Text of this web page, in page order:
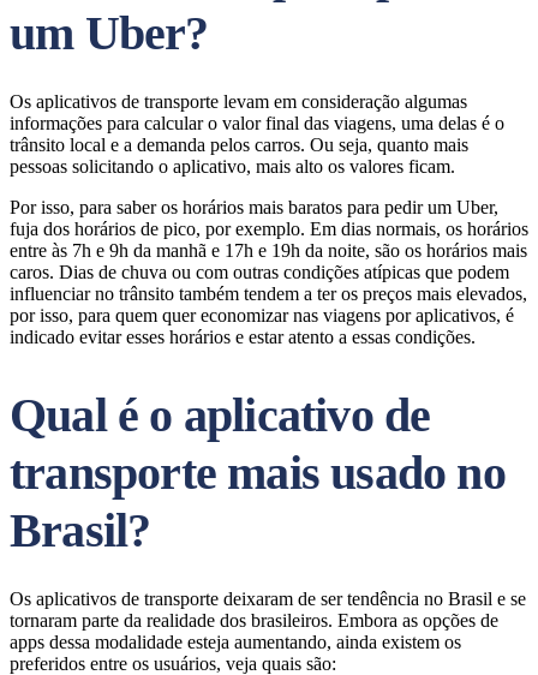
um Uber?
Os aplicativos de transporte levam em consideração algumas
informações para calcular o valor final das viagens, uma delas é o
trânsito local e a demanda pelos carros. Ou seja, quanto mais
pessoas solicitando o aplicativo, mais alto os valores ficam.
Por isso, para saber os horários mais baratos para pedir um Uber,
fuja dos horários de pico, por exemplo. Em dias normais, os horários
entre às 7h e 9h da manhã e 17h e 19h da noite, são os horários mais
caros. Dias de chuva ou com outras condições atípicas que podem
influenciar no trânsito também tendem a ter os preços mais elevados,
por isso, para quem quer economizar nas viagens por aplicativos, é
indicado evitar esses horários e estar atento a essas condições.
Qual é o aplicativo de
transporte mais usado no
Brasil?
Os aplicativos de transporte deixaram de ser tendência no Brasil e se
tornaram parte da realidade dos brasileiros. Embora as opções de
apps dessa modalidade esteja aumentando, ainda existem os
preferidos entre os usuários, veja quais são: